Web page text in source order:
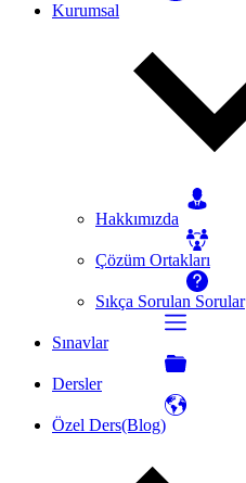
Kurumsal
Hakkımızda
Çözüm Ortakları
Sıkça Sorulan Sorular
Sınavlar
Dersler
Özel Ders(Blog)